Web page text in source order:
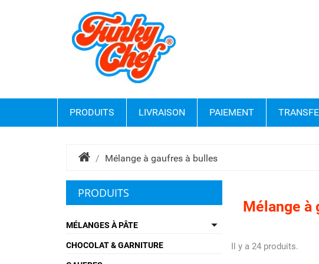
PRODUITS LIVRAISON PAIEMENT
Mélange à gaufres à bulles
PRODUITS

MÉLANGES À PÂTE
CHOCOLAT & GARNITURE
Mélange à
Il y a 24 produits.